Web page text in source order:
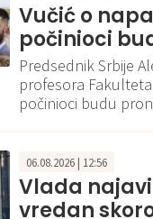
Vučić o
počinioci
Predsednik Srbije
profesora
počinioci budu
06.08.2026 | 12:56
Vlada
vredan